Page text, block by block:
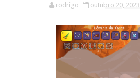
rodrigo outubro 20, 2023